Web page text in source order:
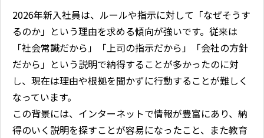
2026年新入社員は、ルールや指示に対して「なぜそうす
るのか」という理由を求める傾向が強いです。従来は
「社会常識だから」「上司の指示だから」「会社の方針
だから」という説明で納得することが多かったのに対
し、現在は理由や根拠を聞かずに行動することが難しく
なっています。
この背景には、インターネットで情報が豊富にあり、納
得のいく説明を探すことが容易になったこと、また教育